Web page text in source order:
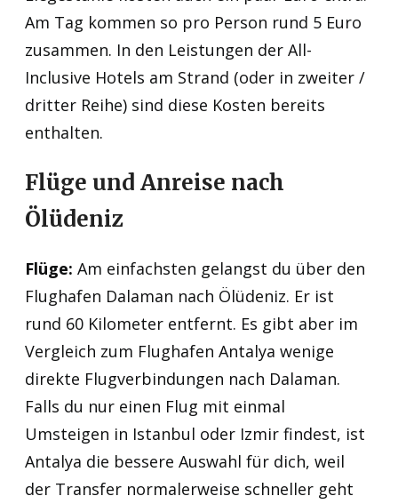
Am Tag kommen so pro Person rund 5 Euro
zusammen. In den Leistungen der All-
Inclusive Hotels am Strand (oder in zweiter /
dritter Reihe) sind diese Kosten bereits
enthalten.
Flüge und Anreise nach
Ölüdeniz
Flüge: Am einfachsten gelangst du über den
Flughafen Dalaman nach Ölüdeniz. Er ist
rund 60 Kilometer entfernt. Es gibt aber im
Vergleich zum Flughafen Antalya wenige
direkte Flugverbindungen nach Dalaman.
Falls du nur einen Flug mit einmal
Umsteigen in Istanbul oder Izmir findest, ist
Antalya die bessere Auswahl für dich, weil
der Transfer normalerweise schneller geht